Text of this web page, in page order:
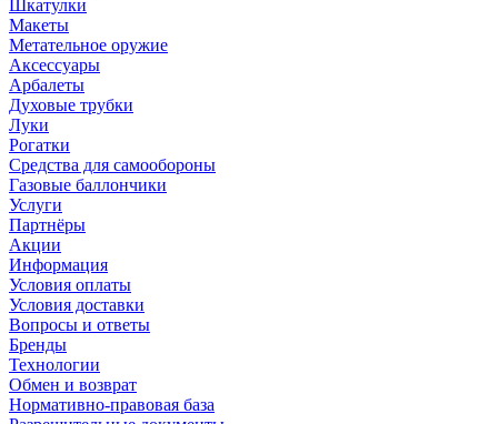
Шкатулки
Макеты
Метательное оружие
Аксессуары
Арбалеты
Духовые трубки
Луки
Рогатки
Средства для самообороны
Газовые баллончики
Услуги
Партнёры
Акции
Информация
Условия оплаты
Условия доставки
Вопросы и ответы
Бренды
Технологии
Обмен и возврат
Нормативно-правовая база